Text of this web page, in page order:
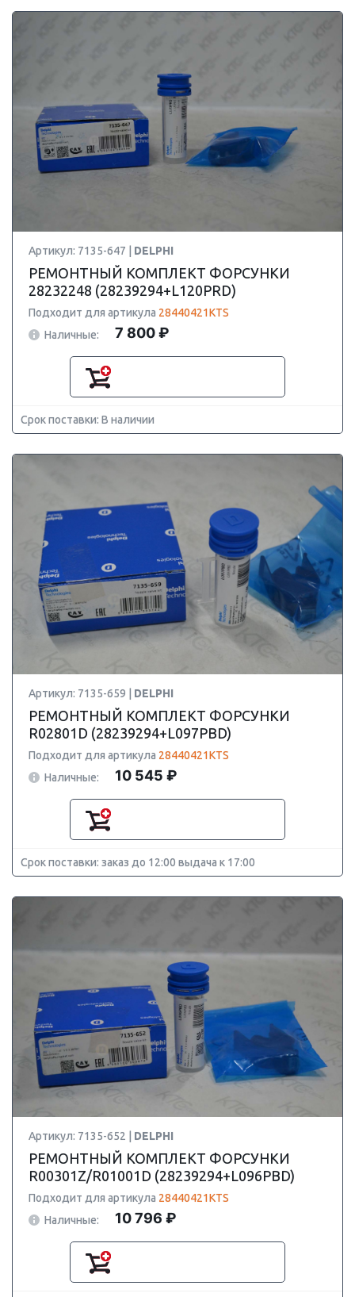
Артикул: 7135-647 | DELPHI
РЕМОНТНЫЙ КОМПЛЕКТ ФОРСУНКИ
28232248 (28239294+L120PRD)
Подходит для артикула 28440421KTS
Наличные:
7 800 ₽
Срок поставки: В наличии
Артикул: 7135-659 | DELPHI
РЕМОНТНЫЙ КОМПЛЕКТ ФОРСУНКИ
R02801D (28239294+L097PBD)
Подходит для артикула 28440421KTS
Наличные:
10 545 ₽
Срок поставки: заказ до 12:00 выдача к 17:00
Артикул: 7135-652 | DELPHI
РЕМОНТНЫЙ КОМПЛЕКТ ФОРСУНКИ
R00301Z/R01001D (28239294+L096PBD)
Подходит для артикула 28440421KTS
Наличные:
10 796 ₽